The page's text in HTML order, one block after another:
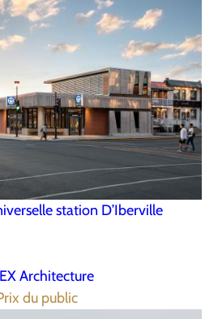
station D’Iberville
Architecture
du public